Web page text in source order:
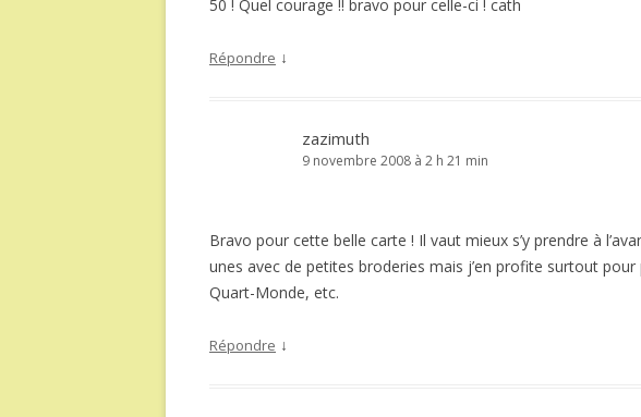
50 ! Quel courage !! bravo pour celle-ci ! cath
Répondre ↓
zazimuth
9 novembre 2008 à 2 h 21 min
Bravo pour cette belle carte ! Il vaut mieux s’y prendre à
unes avec de petites broderies mais j’en profite surtout pour
Quart-Monde, etc.
Répondre ↓